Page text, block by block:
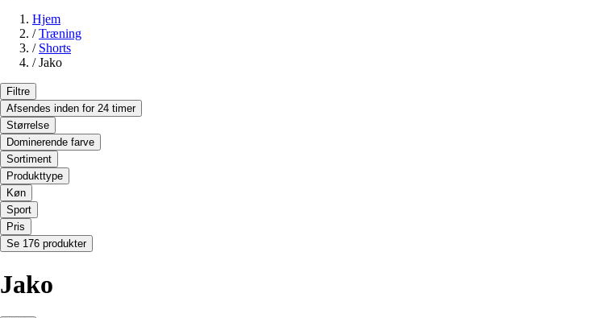
Hjem
/ Træning
/ Shorts
/ Jako
Filtre
Afsendes inden for 24 timer
Størrelse
Dominerende farve
Sortiment
Produkttype
Køn
Sport
Pris
Se 176 produkter
Jako